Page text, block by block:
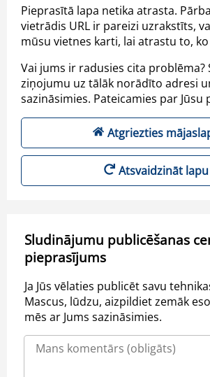
Pieprasītā lapa netika atrasta.
vietrādis URL ir pareizi uzrakstīts,
mūsu vietnes karti, lai atrastu to,
Vai jums ir radusies cita problēma?
ziņojumu uz tālāk norādīto adresi
sazināsimies. Pateicamies par Jūsu
Atgriezties
Atsvaidzināt lapu
Sludinājumu publicēšanas
pieprasījums
Ja Jūs vēlaties publicēt savu
Mascus, lūdzu, aizpildiet zemāk
mēs ar Jums sazināsimies.